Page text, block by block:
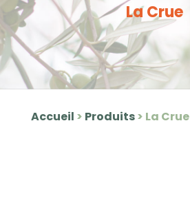
La Crue
Accueil > Produits> La Crue